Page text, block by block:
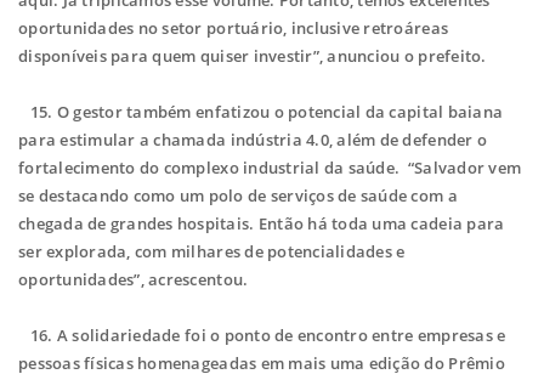
oportunidades no setor portuário, inclusive retroáreas
disponíveis para quem quiser investir”, anunciou o prefeito.
15. O gestor também enfatizou o potencial da capital baiana
para estimular a chamada indústria 4.0, além de defender o
fortalecimento do complexo industrial da saúde. “Salvador vem
se destacando como um polo de serviços de saúde com a
chegada de grandes hospitais. Então há toda uma cadeia para
ser explorada, com milhares de potencialidades e
oportunidades”, acrescentou.
16. A solidariedade foi o ponto de encontro entre empresas e
pessoas físicas homenageadas em mais uma edição do Prêmio